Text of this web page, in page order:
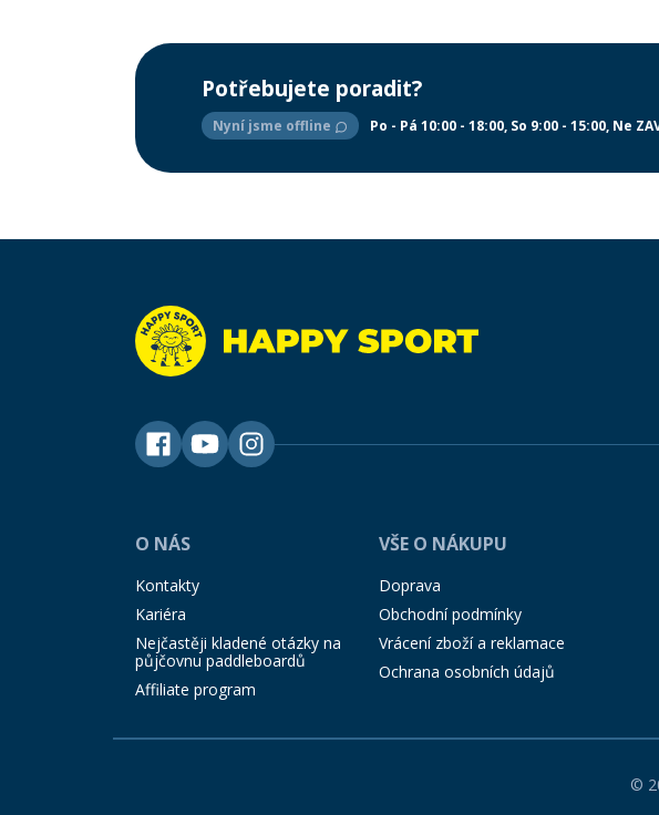
Potřebujete poradit?
Nyní jsme offline Po - Pá 10:00 - 18:00 So 9:00 - 15:00 Ne
O NÁS
Kontakty
Kariéra
Nejčastěji kladené otázky na
půjčovnu paddleboardů
Affiliate program
VŠE O NÁKUPU
Doprava
Obchodní podmínky
Vrácení zboží a reklamace
Ochrana osobních údajů
©